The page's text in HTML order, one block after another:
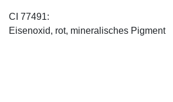
CI 77491:
Eisenoxid, rot, mineralisches Pigment